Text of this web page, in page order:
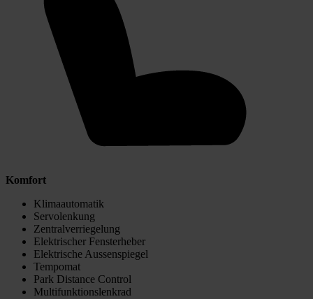
Komfort
Klimaautomatik
Servolenkung
Zentralverriegelung
Elektrischer Fensterheber
Elektrische Aussenspiegel
Tempomat
Park Distance Control
Multifunktionslenkrad